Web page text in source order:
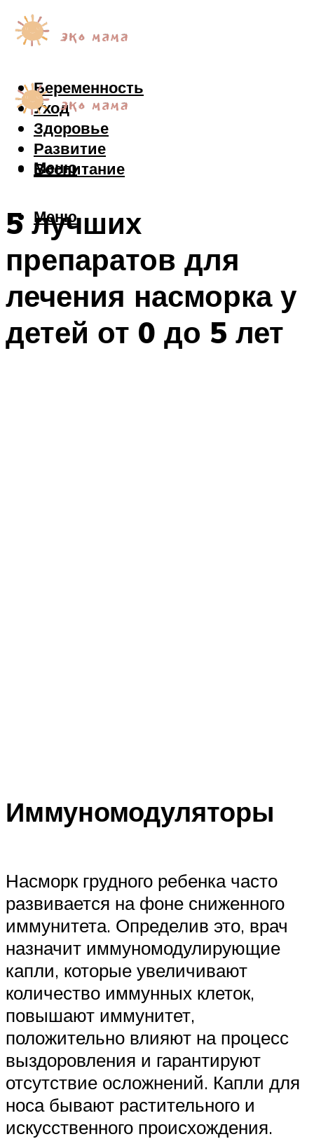
Беременность
Уход
Здоровье
Развитие
Воспитание
Меню
Меню
5 лучших
препаратов для
лечения насморка у
детей от 0 до 5 лет
Иммуномодуляторы
Насморк грудного ребенка часто
развивается на фоне сниженного
иммунитета. Определив это, врач
назначит иммуномодулирующие
капли, которые увеличивают
количество иммунных клеток,
повышают иммунитет,
положительно влияют на процесс
выздоровления и гарантируют
отсутствие осложнений. Капли для
носа бывают растительного и
искусственного происхождения.